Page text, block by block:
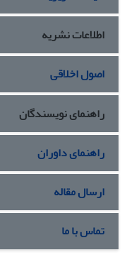
اطلاعات نشریه
اصول اخلاقی
راهنمای نویسندگان
راهنمای داوران
ارسال مقاله
تماس با ما